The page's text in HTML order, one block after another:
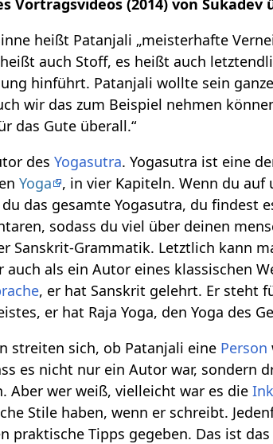
heißt Patanjali „meisterhafte
auch Stoff, es heißt auch
hinführt. Patanjali wollte sein
wir das zum Beispiel nehmen
das Gute überall.“
desYogasutra. Yogasutra ist eine
Yoga
, in vier Kapiteln. Wenn du auf
du das gesamte Yogasutra, du
sodass du viel über deinen
Sanskrit-Grammatik. Letztlich kann
auch als ein Autor eines klassischen
, er hat Sanskrit gelehrt. Er steht
er hat Raja Yoga, den Yoga des
streiten sich, ob Patanjali eine Person
es nicht nur ein Autor war, sondern
Aber wer weiß, vielleicht war es die
Stile haben, wenn er schreibt.
praktische Tipps gegeben. Das ist